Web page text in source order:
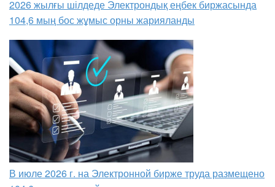
2026 жылғы шілдеде Электрондық еңбек биржасында
104,6 мың бос жұмыс орны жарияланды
В июле 2026 г. на Электронной бирже труда размещено